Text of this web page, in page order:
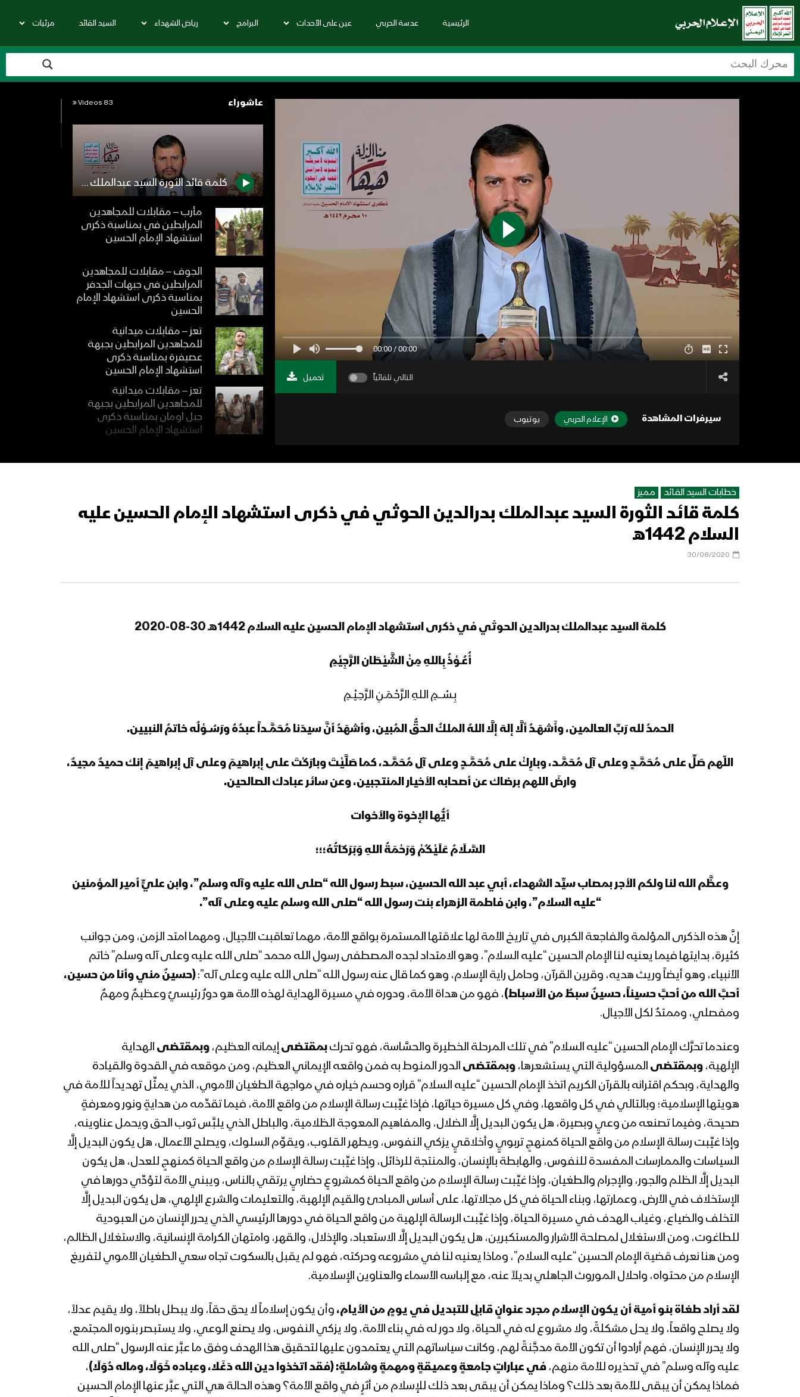
الرئيسية عدسة الحربي عين على الأحداث البرامج رياض الشهداء السيد القائد مرئيات
00:00 / 00:00
التالي تلقائياً تحميل
سيرفرات المشاهدة الإعلام الحربي يوتيوب
عاشوراء 83 Videos
كلمة قائد الثورة السيد عبدالملك بدرالدين الحوثي في ذكرى استشهاد الإمام الحسين عليه السلام 1442هـ
مأرب – مقابلات للمجاهدين
المرابطين في بمناسبة ذكرى
استشهاد الإمام الحسين
الجوف – مقابلات للمجاهدين
المرابطين في جبهات الجدفر
بمناسبة ذكرى استشهاد الإمام
الحسين
تعز – مقابلات ميدانية
للمجاهدين المرابطين بجبهة
عصيفرة بمناسبة ذكرى
استشهاد الإمام الحسين
تعز – مقابلات ميدانية
للمجاهدين المرابطين بجبهة
جبل اومان بمناسبة ذكرى
استشهاد الإمام الحسين
للمجاهدين المرابطين بجبهة
تعز – مقابلات ميدانية
للمجاهدين المرابطين بجبهة
للمجاهدين المرابطين بجبهة
عسير – رسائل المجاهدين
1445هـ
المرابطين في محور خب
المرابطين في جبهتي الظهرة
والأجاشر بمناسبة ذكرى
عاشوراء – 1445هـ
عيسى الليث 1445هـ
يزيد وخطورته على الإسلام –
القول السديد 1445هـ
مأرب – رسائل المجاهدين
المرابطين في جبهة رغوان
ومدغل بذكرى عاشوراء –
1445هـ
زامل فاجعة كربلاء | عيسى
الليث 1445هـ
خطاب السيد القائد عبدالملك
بدرالدين الحوثي في ذكرى
عاشوراء 10 محرم 1445هـ
موقف الإمام الحسين “عليه
السلام” – القول السديد 1445هـ
بمناسبة ذكرى عاشوراء –
1445هـ
مدرسة كربلاء | فرقة وطن –
1445هـ
خطابات السيد القائد مميز
كلمة قائد الثورة السيد عبدالملك بدرالدين الحوثي في ذكرى استشهاد الإمام الحسين عليه
السلام 1442هـ
30/08/2020
كلمة السيد عبدالملك بدرالدين الحوثي في ذكرى استشهاد الإمام الحسين عليه السلام 1442هـ 30-08-2020
أُعُـوْذُ بِاللهِ مِنْ الشَّيْطَان الرَّجِيْمِ
بِـسْـــمِ اللهِ الرَّحْـمَـنِ الرَّحِـيْـمِ
الحمدُ لله رَبِّ العالمين، وأَشهَـدُ ألَّا إلهَ إلَّا اللهُ الملكُ الحقُّ المُبين، وأشهَدُ أنَّ سيدَنا مُحَمَّــداً عبدُهُ ورَسُــوْلُه خاتمُ النبيين.
اللّهم صَلِّ على مُحَمَّــدٍ وعلى آلِ مُحَمَّــد، وبارِكْ على مُحَمَّــدٍ وعلى آلِ مُحَمَّــد، كما صَلَّيْتَ وبارَكْتَ على إبراهيمَ وعلى آلِ إبراهيمَ إنك حميدٌ مجيدٌ،
وارضَ اللهم برضاك عن أصحابه الأخيار المنتجبين، وعن سائر عبادك الصالحين.
أيُّها الإخوة والأخوات
السَّـلَامُ عَلَيْكُمْ وَرَحْمَةُ اللهِ وَبَرَكَاتُهُ؛؛؛
وعظَّم الله لنا ولكم الأجر بمصاب سيِّد الشهداء، أبي عبد الله الحسين، سبط رسول الله “صلى الله عليه وآله وسلم”، وابن عليٍّ أمير المؤمنين
“عليه السلام”، وابن فاطمة الزهراء بنت رسول الله “صلى الله وسلم عليه وعلى آله”.
إنَّ هذه الذكرى المؤلمة والفاجعة الكبرى في تاريخ الأمة لها علاقتها المستمرة بواقع الأمة، مهما تعاقبت الأجيال، ومهما امتد الزمن، ومن جوانب
كثيرة، بدايتها فيما يعنيه لنا الإمام الحسين “عليه السلام”، وهو الامتداد لجده المصطفى رسول الله محمد “صلى الله عليه وعلى آله وسلم” خاتم
الأنبياء، وهو أيضاً وريث هديه، وقرين القرآن، وحامل راية الإسلام، وهو كما قال عنه رسول الله “صلى الله عليه وعلى آله”: (حسينٌ مني وأنا من حسين،
أحبَّ الله من أحبَّ حسيناً، حسينٌ سبطٌ من الأسباط)، فهو من هداة الأمة، ودوره في مسيرة الهداية لهذه الأمة هو دورٌ رئيسيٌ وعظيمٌ ومهمٌ
ومفصلي، وممتدٌ لكل الأجيال.
وعندما تحرَّك الإمام الحسين “عليه السلام” في تلك المرحلة الخطيرة والحسَّاسة، فهو تحرك بمقتضى إيمانه العظيم، وبمقتضى الهداية
الإلهية، وبمقتضى المسؤولية التي يستشعرها، وبمقتضى الدور المنوط به فمن واقعه الإيماني العظيم، ومن موقعه في القدوة والقيادة
والهداية، وبحكم اقترانه بالقرآن الكريم اتخذ الإمام الحسين “عليه السلام” قراره وحسم خياره في مواجهة الطغيان الأموي، الذي يمثِّل تهديداً للأمة في
هويتها الإسلامية؛ وبالتالي في كل واقعها، وفي كل مسيرة حياتها، فإذا غيِّبت رسالة الإسلام من واقع الأمة، فيما تقدِّمه من هدايةٍ ونور ومعرفةٍ
صحيحة، وفيما تصنعه من وعيٍ وبصيرة، هل يكون البديل إلَّا الضلال، والمفاهيم المعوجة الظلامية، والباطل الذي يلبَّس ثوب الحق ويحمل عناوينه،
وإذا غيِّبت رسالة الإسلام من واقع الحياة كمنهجٍ تربويٍ وأخلاقيٍ يزكي النفوس، ويطهر القلوب، ويقوِّم السلوك، ويصلح الأعمال، هل يكون البديل إلَّا
السياسات والممارسات المفسدة للنفوس، والهابطة بالإنسان، والمنتجة للرذائل، وإذا غيِّبت رسالة الإسلام من واقع الحياة كمنهجٍ للعدل، هل يكون
البديل إلَّا الظلم والجور، والإجرام والطغيان، وإذا غيِّبت رسالة الإسلام من واقع الحياة كمشروعٍ حضاريٍ يرتقي بالناس، ويبني الأمة لتؤدِّي دورها في
الإستخلاف في الأرض، وعمارتها، وبناء الحياة في كل مجالاتها، على أساس المبادئ والقيم الإلهية، والتعليمات والشرع الإلهي، هل يكون البديل إلَّا
التخلف والضياع، وغياب الهدف في مسيرة الحياة، وإذا غيِّبت الرسالة الإلهية من واقع الحياة في دورها الرئيسي الذي يحرر الإنسان من العبودية
للطاغوت، ومن الاستغلال لمصلحة الأشرار والمستكبرين، هل يكون البديل إلَّا الاستعباد، والإذلال، والقهر، وامتهان الكرامة الإنسانية، والاستغلال الظالم،
ومن هنا نعرف قضية الإمام الحسين “عليه السلام”، وماذا يعنيه لنا في مشروعه وحركته، فهو لم يقبل بالسكوت تجاه سعي الطغيان الأموي لتفريغ
الإسلام من محتواه، واحلال الموروث الجاهلي بديلاً عنه، مع إلباسه الأسماء والعناوين الإسلامية.
لقد أراد طغاة بنو أمية أن يكون الإسلام مجرد عنوانٍ قابلٍ للتبديل في يومٍ من الأيام، وأن يكون إسلاماً لا يحق حقاً، ولا يبطل باطلاً، ولا يقيم عدلاً،
ولا يصلح واقعاً، ولا يحل مشكلةً، ولا مشروع له في الحياة، ولا دور له في بناء الأمة، ولا يزكي النفوس، ولا يصنع الوعي، ولا يستبصر بنوره المجتمع،
ولا يحرر الإنسان، فهم أرادوا أن تكون الأمة مدجَّنةً لهم، وكانت سياساتهم التي يعتمدون عليها لتحقيق هذا الهدف وفق ما عبَّر عنه الرسول “صلى الله
عليه وآله وسلم” في تحذيره للأمة منهم، في عباراتٍ جامعةٍ وعميقةٍ ومهمةٍ وشاملةٍ: (فقد اتخذوا دين الله دَغَلا، وعباده خَوَلَا، وماله دُوَلَا)،
فماذا يمكن أن يبقى للأمة بعد ذلك؟ وماذا يمكن أن يبقى بعد ذلك للإسلام من أثرٍ في واقع الأمة؟ وهذه الحالة هي التي عبَّر عنها الإمام الحسين